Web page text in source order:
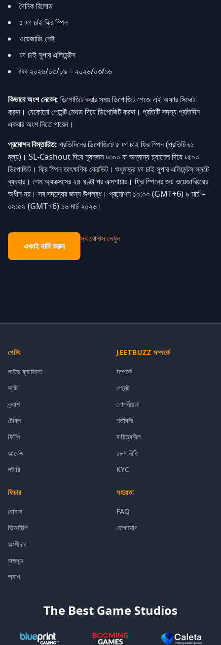
দৈনিক রিলোড
৫ ফা চাই ফ্রি স্পিন
ওয়েজারিং নেই
ফা চাই সুপার এলিমেন্টস
বৈধ ২০২৬/০৩/০৯ – ২০২৬/০৩/১৬
কিভাবে অংশ নেবেন: ডিপোজিট করার সময় ডিপোজিট পেজে এই অফার সিলেক্ট
করুন। যেকোনো পেমেন্ট মেথড দিয়ে ডিপোজিট করুন। প্রতিটি সদস্য প্রতিদিন
একবার অংশ নিতে পারেন।
প্রমোশন বিস্তারিত: প্রতিদিনের ডিপোজিটে ৫ ফা চাই ফ্রি স্পিন (প্রতিটি ৳১
মূল্য)। SL-Cashout দিয়ে ন্যূনতম ৳৩০০ বা অন্যান্য চ্যানেল দিয়ে ৳৫০০
ডিপোজিট। ফ্রি স্পিন তাৎক্ষণিক ক্রেডিট। শুধুমাত্র ফা চাই সুপার এলিমেন্টস স্লটে
ব্যবহার। গেম অ্যাক্সেসের ২৪ ঘণ্টা পর এক্সপায়ার। ফ্রি স্পিনের জয় ওয়েজারিংয়ের
অধীন নয়। সব সদস্যের জন্য উপলব্ধ। প্রমোশন ১০:০০ (GMT+6) ৯ মার্চ –
০৯:৫৯ (GMT+6) ১৬ মার্চ ২০২৬।
এখনই দাবি করুন
সব বোনাস দেখুন
গেমিং
লাইভ ক্যাসিনো
স্লট
ক্র্যাশ
টেবিল
ফিশিং
আর্কেড
লটারি
JEETBUZZ সম্পর্কে
সম্পর্কে
পেমেন্ট
গোপনীয়তা
শর্তাবলী
দায়িত্বশীল
১৮+ নীতি
KYC
ফিচার
বোনাস
ভিআইপি
অংশীদার
রাজদূত
অ্যাপ
সহায়তা
FAQ
যোগাযোগ
The Best Game Studios